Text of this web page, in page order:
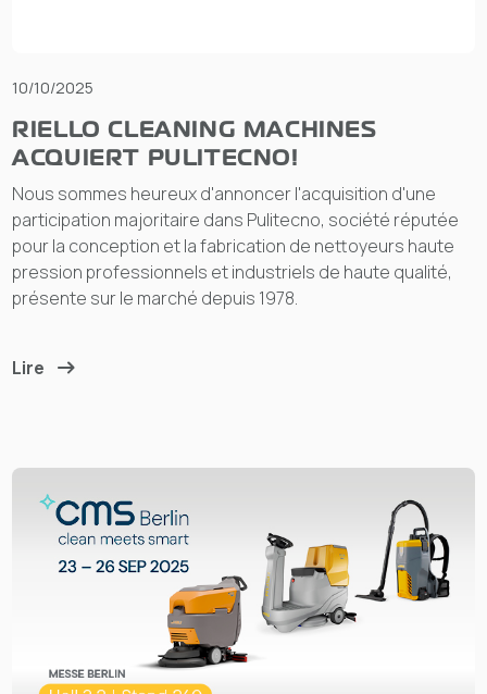
10/10/2025
RIELLO CLEANING MACHINES
ACQUIERT PULITECNO!
Nous sommes heureux d'annoncer l'acquisition d'une
participation majoritaire dans Pulitecno, société réputée
pour la conception et la fabrication de nettoyeurs haute
pression professionnels et industriels de haute qualité,
présente sur le marché depuis 1978.
Lire